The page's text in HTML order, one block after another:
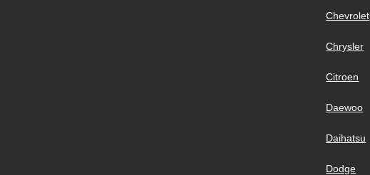
Chevrolet
Chrysler
Citroen
Daewoo
Daihatsu
Dodge